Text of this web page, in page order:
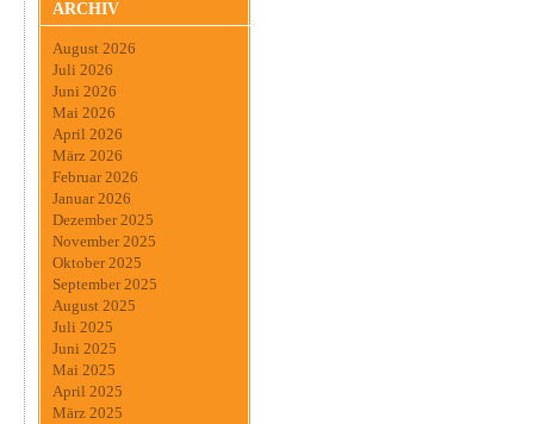
ARCHIV
August 2026
Juli 2026
Juni 2026
Mai 2026
April 2026
März 2026
Februar 2026
Januar 2026
Dezember 2025
November 2025
Oktober 2025
September 2025
August 2025
Juli 2025
Juni 2025
Mai 2025
April 2025
März 2025